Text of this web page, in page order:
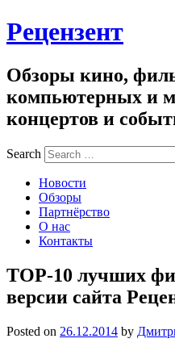
Рецензент
Обзоры кино,
компьютерных и
концертов и
Search
Новости
Обзоры
Партнёрство
О нас
Контакты
TOP-10 лучших
версии сайта
Posted on 26.12.2014 by